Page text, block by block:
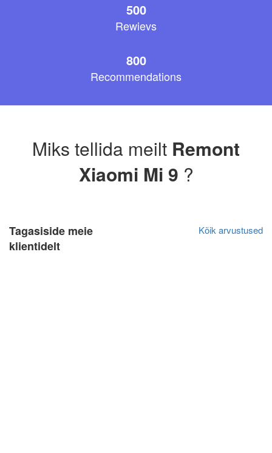
500
Rewievs
800
Recommendations
Miks tellida meilt Remont
Xiaomi Mi 9 ?
Tagasiside meie
klientidelt
Kõik arvustused